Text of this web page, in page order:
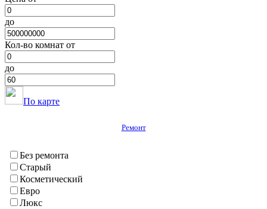
Фархар
Хавалинг
Хамадони
Хурасан
Шаартуз
Шураабад
Яван
ГБАО
Вяндж
Дарваз
Рушан
Хорог
Шугнан
до
Кол-во комнат от
до
По карте
Ремонт
Без ремонта
Старый
Косметический
Евро
Люкс